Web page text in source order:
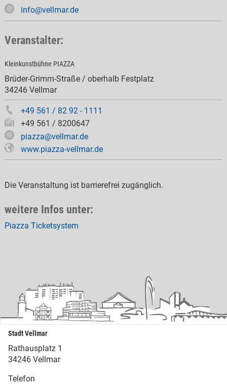
info@vellmar.de
Veranstalter:
Kleinkunstbühne PIAZZA
Brüder-Grimm-Straße / oberhalb Festplatz
34246 Vellmar
+49 561 / 82 92 - 1111
+49 561 / 8200647
piazza@vellmar.de
www.piazza-vellmar.de
Die Veranstaltung ist barrierefrei zugänglich.
weitere Infos unter:
Piazza Ticketsystem
Stadt Vellmar
Rathausplatz 1
34246 Vellmar
Telefon